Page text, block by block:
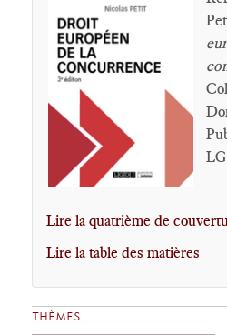
Lire la quatrième de
Lire la table des matières
THÈMES